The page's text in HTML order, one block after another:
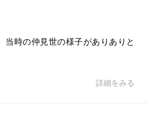
当時の仲見世の様子がありありと
詳細をみる